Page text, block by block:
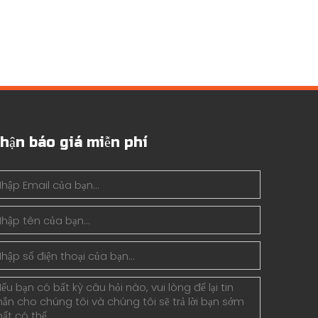
báo giá miễn phí